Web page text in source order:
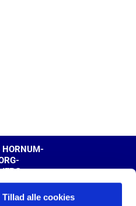
Tillad alle cookies
HORNUM-